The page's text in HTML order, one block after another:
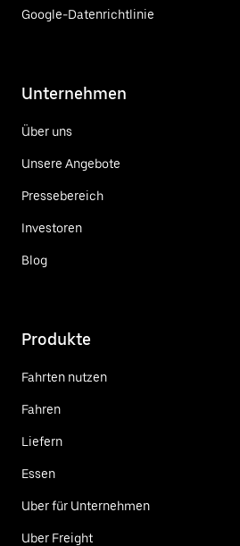
Google-Datenrichtlinie
Unternehmen
Über uns
Unsere Angebote
Pressebereich
Investoren
Blog
Produkte
Fahrten nutzen
Fahren
Liefern
Essen
Uber für Unternehmen
Uber Freight